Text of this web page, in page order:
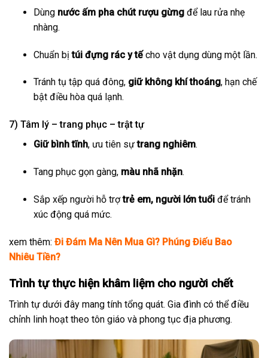
Dùng nước ấm pha chút rượu gừngđể lau rửa nhẹ
nhàng.
Chuẩn bịtúi đựng rác y tếcho vật dụng dùng một lần.
Tránh tụ tập quá đông, giữ không khí thoáng, hạn chế
bật điều hòa quá lạnh.
7) Tâm lý – trang phục – trật tự
Giữ bình tĩnh, ưu tiên sựtrang nghiêm.
Tang phục gọn gàng, màu nhã nhặn.
Sắp xếp người hỗ trợtrẻ em, người lớn tuổiđể tránh
xúc động quá mức.
xem thêm: Đi Đám Ma Nên Mua Gì? Phúng Điếu Bao
Nhiêu Tiền?
Trình tự thực hiện khâm liệm cho người chết
Trình tự dưới đây mang tính tổng quát. Gia đình có thể điều
chỉnh linh hoạt theo tôn giáo và phong tục địa phương.